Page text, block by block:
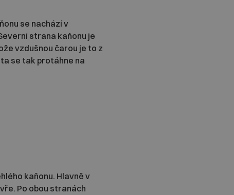
se nachází v
strana kaňonu je
vzdušnou čarou je to z
se tak protáhne na
kaňonu. Hlavně v
Po obou stranách